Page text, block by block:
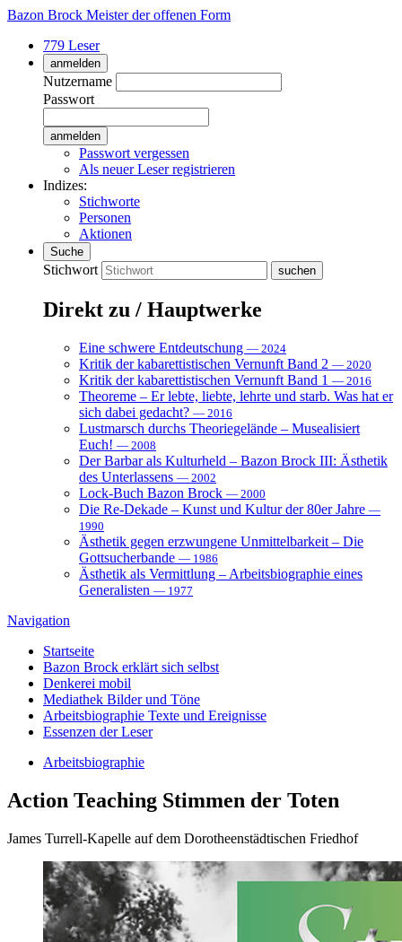
Bazon Brock Meister der offenen Form
779 Leser
anmelden
Nutzername
Passwort
Passwort vergessen
Als neuer Leser registrieren
Indizes:
Stichworte
Personen
Aktionen
Suche
Stichwort
Direkt zu / Hauptwerke
Eine schwere Entdeutschung — 2024
Kritik der kabarettistischen Vernunft Band 2 — 2020
Kritik der kabarettistischen Vernunft Band 1 — 2016
Theoreme – Er lebte, liebte, lehrte und starb. Was hat er
sich dabei gedacht? — 2016
Lustmarsch durchs Theoriegelände – Musealisiert
Euch! — 2008
Der Barbar als Kulturheld – Bazon Brock III: Ästhetik
des Unterlassens — 2002
Lock-Buch Bazon Brock — 2000
Die Re-Dekade – Kunst und Kultur der 80er Jahre —
1990
Ästhetik gegen erzwungene Unmittelbarkeit – Die
Gottsucherbande — 1986
Ästhetik als Vermittlung – Arbeitsbiographie eines
Generalisten — 1977
Navigation
Startseite
Bazon Brock erklärt sich selbst
Denkerei mobil
Mediathek Bilder und Töne
Arbeitsbiographie Texte und Ereignisse
Essenzen der Leser
Arbeitsbiographie
Action Teaching Stimmen der Toten
James Turrell-Kapelle auf dem Dorotheenstädtischen Friedhof